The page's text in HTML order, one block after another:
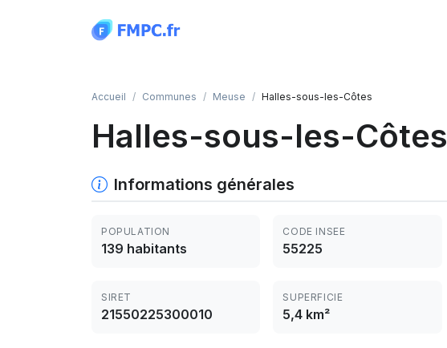
Accueil Communes Meuse Halles-sous-les-Côtes
Halles-sous-les-Côtes
Informations générales
POPULATION
139 habitants
CODE INSEE
55225
SIRET
21550225300010
SUPERFICIE
5,4 km²